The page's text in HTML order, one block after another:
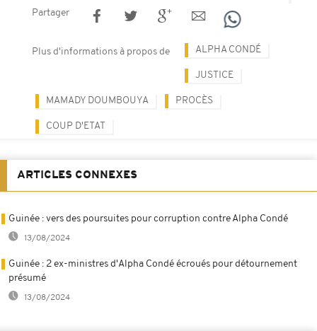
Partager
Plus d'informations à propos de ALPHA CONDÉ
JUSTICE
MAMADY DOUMBOUYA PROCÈS
COUP D'ETAT
ARTICLES CONNEXES
Guinée : vers des poursuites pour corruption contre Alpha Condé
13/08/2024
Guinée : 2 ex-ministres d'Alpha Condé écroués pour détournement
présumé
13/08/2024